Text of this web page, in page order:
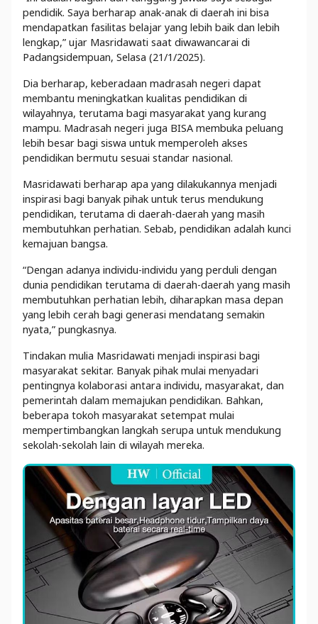
pendidik. Saya berharap anak-anak di daerah ini bisa
mendapatkan fasilitas belajar yang lebih baik dan lebih
lengkap,” ujar Masridawati saat diwawancarai di
Padangsidempuan, Selasa (21/1/2025).
Dia berharap, keberadaan madrasah negeri dapat
membantu meningkatkan kualitas pendidikan di
wilayahnya, terutama bagi masyarakat yang kurang
mampu. Madrasah negeri juga BISA membuka peluang
lebih besar bagi siswa untuk memperoleh akses
pendidikan bermutu sesuai standar nasional.
Masridawati berharap apa yang dilakukannya menjadi
inspirasi bagi banyak pihak untuk terus mendukung
pendidikan, terutama di daerah-daerah yang masih
membutuhkan perhatian. Sebab, pendidikan adalah kunci
kemajuan bangsa.
“Dengan adanya individu-individu yang perduli dengan
dunia pendidikan terutama di daerah-daerah yang masih
membutuhkan perhatian lebih, diharapkan masa depan
yang lebih cerah bagi generasi mendatang semakin
nyata,” pungkasnya.
Tindakan mulia Masridawati menjadi inspirasi bagi
masyarakat sekitar. Banyak pihak mulai menyadari
pentingnya kolaborasi antara individu, masyarakat, dan
pemerintah dalam memajukan pendidikan. Bahkan,
beberapa tokoh masyarakat setempat mulai
mempertimbangkan langkah serupa untuk mendukung
sekolah-sekolah lain di wilayah mereka.